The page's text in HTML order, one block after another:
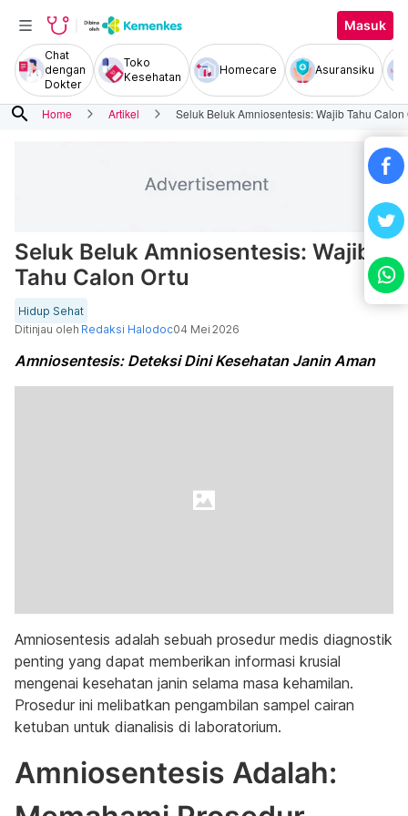
Masuk
Chat
dengan
Dokter
Toko
Kesehatan
Homecare Asuransiku
search Home Artikel Seluk Beluk Amniosentesis: Wajib Tahu Calon
Seluk Beluk Amniosentesis: Wajib
Tahu Calon Ortu
Hidup Sehat
Ditinjau oleh Redaksi Halodoc04 Mei 2026
Amniosentesis: Deteksi Dini Kesehatan Janin Aman
Amniosentesis adalah sebuah prosedur medis diagnostik
penting yang dapat memberikan informasi krusial
mengenai kesehatan janin selama masa kehamilan.
Prosedur ini melibatkan pengambilan sampel cairan
ketuban untuk dianalisis di laboratorium.
Amniosentesis Adalah: